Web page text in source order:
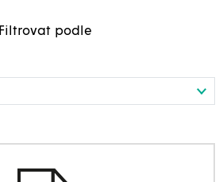
Filtrovat podle